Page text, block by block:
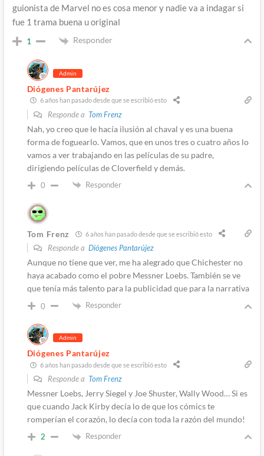
guionista de Marvel no es cosa menor y nadie va a indagar si
fue 1 trama buena u original
1 Responder
Admin
Diógenes Pantarújez
6 años han pasado desde que se escribió esto
Responde a Tom Frenz
Nah, yo creo que le hacía ilusión al chaval y es una buena
forma de foguearlo. Vamos, que en unos tres o cuatro años lo
vamos a ver trabajando en las películas de su padre,
dirigiendo películas de Cloverfield y demás.
0 Responder
Tom Frenz 6 años han pasado desde que se escribió esto
Responde a Diógenes Pantarújez
Aunque no tiene que ver, me ha alegrado que Chichester no
haya acabado como el pobre Messner Loebs. También se ve
que tenía más talento para la publicidad que para la narrativa
0 Responder
Admin
Diógenes Pantarújez
6 años han pasado desde que se escribió esto
Responde a Tom Frenz
Messner Loebs, Jerry Siegel y Joe Shuster, Wally Wood… Si es
que cuando Jack Kirby decía lo de que los cómics te
romperían el corazón, lo decía con toda la razón del mundo!
2 Responder